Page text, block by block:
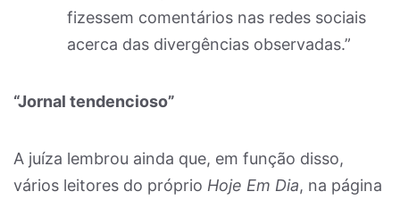
fizessem comentários nas redes sociais
acerca das divergências observadas.”
“Jornal tendencioso”
A juíza lembrou ainda que, em função disso,
vários leitores do próprio Hoje Em Dia, na página